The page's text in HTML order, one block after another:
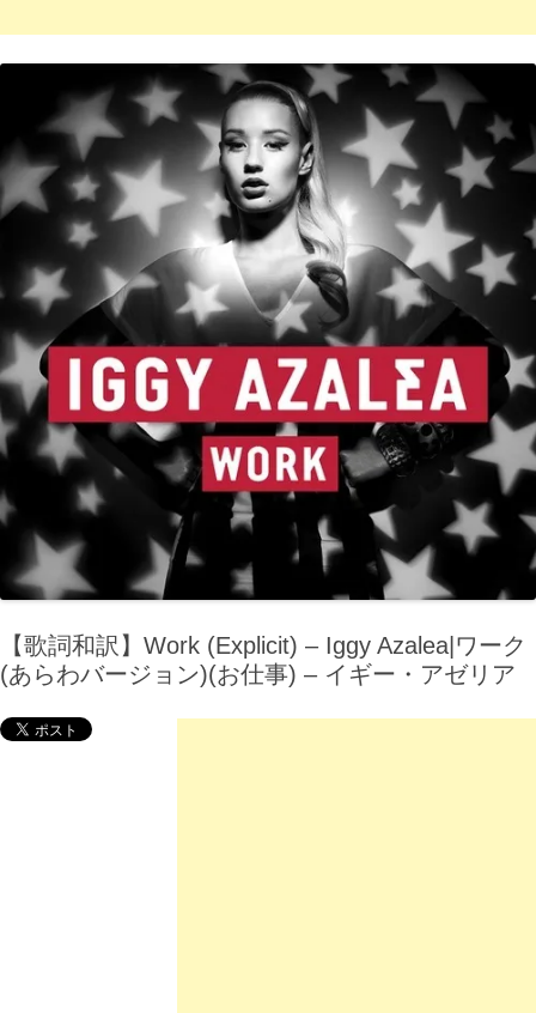
【歌詞和訳】Work (Explicit) – Iggy Azalea|ワーク
(あらわバージョン)(お仕事) – イギー・アゼリア